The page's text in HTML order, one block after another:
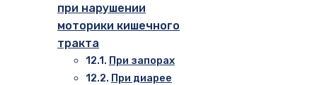
при нарушении
моторики кишечного
тракта
При запорах
При диарее